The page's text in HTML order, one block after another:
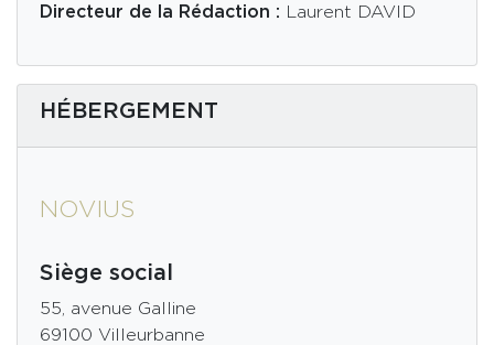
Directeur de la Rédaction : Laurent DAVID
HÉBERGEMENT
NOVIUS
Siège social
55, avenue Galline
69100 Villeurbanne